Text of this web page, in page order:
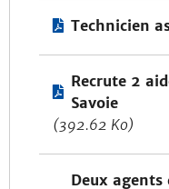
Technicien
Recrute 2
Savoie
(392.62 Ko)
Deux